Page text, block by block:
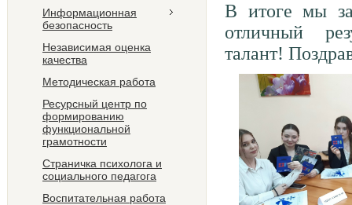
Информационная
безопасность
Независимая оценка
качества
Методическая работа
Ресурсный центр по
формированию
функциональной
грамотности
Страничка психолога и
социального педагога
Воспитательная работа
В итоге мы
отличный
талант!